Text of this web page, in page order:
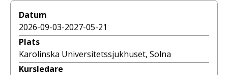
Datum
2026-09-03-2027-05-21
Plats
Karolinska Universitetssjukhuset, Solna
Kursledare